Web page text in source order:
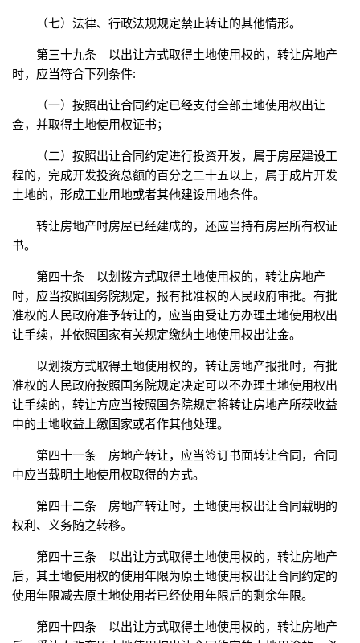
（七）法律、行政法规规定禁止转让的其他情形。
第三十九条 以出让方式取得土地使用权的，转让房地产
时，应当符合下列条件:
（一）按照出让合同约定已经支付全部土地使用权出让
金，并取得土地使用权证书；
（二）按照出让合同约定进行投资开发，属于房屋建设工
程的，完成开发投资总额的百分之二十五以上，属于成片开发
土地的，形成工业用地或者其他建设用地条件。
转让房地产时房屋已经建成的，还应当持有房屋所有权证
书。
第四十条 以划拨方式取得土地使用权的，转让房地产
时，应当按照国务院规定，报有批准权的人民政府审批。有批
准权的人民政府准予转让的，应当由受让方办理土地使用权出
让手续，并依照国家有关规定缴纳土地使用权出让金。
以划拨方式取得土地使用权的，转让房地产报批时，有批
准权的人民政府按照国务院规定决定可以不办理土地使用权出
让手续的，转让方应当按照国务院规定将转让房地产所获收益
中的土地收益上缴国家或者作其他处理。
第四十一条 房地产转让，应当签订书面转让合同，合同
中应当载明土地使用权取得的方式。
第四十二条 房地产转让时，土地使用权出让合同载明的
权利、义务随之转移。
第四十三条 以出让方式取得土地使用权的，转让房地产
后，其土地使用权的使用年限为原土地使用权出让合同约定的
使用年限减去原土地使用者已经使用年限后的剩余年限。
第四十四条 以出让方式取得土地使用权的，转让房地产